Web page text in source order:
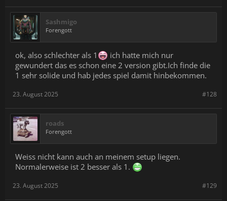
Sashmigo
Forengott
ok, also schlechter als 1
ich hatte mich nur
gewundert das es schon eine 2 version gibt.Ich finde die
1 sehr solide und hab jedes spiel damit hinbekommen.
#128
23. August 2025
roads
Forengott
Weiss nicht kann auch an meinem setup liegen.
Normalerweise ist 2 besser als 1.
#129
23. August 2025